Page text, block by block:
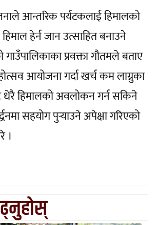
आन्तरिक पर्यटकलाई हिमालको
हेर्न जान उत्साहित बनाउने
गाउँपालिकाका प्रवक्ता गौतमले बताए
आयोजना गर्दा खर्च कम लाग्नुका
हिमालको अवलोकन गर्न सकिने
सहयोग पुर्‍याउने अपेक्षा गरिएको
।